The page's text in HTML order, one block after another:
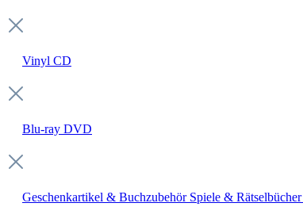
Vinyl CD
Blu-ray DVD
Geschenkartikel & Buchzubehör Spiele & Rätselbücher